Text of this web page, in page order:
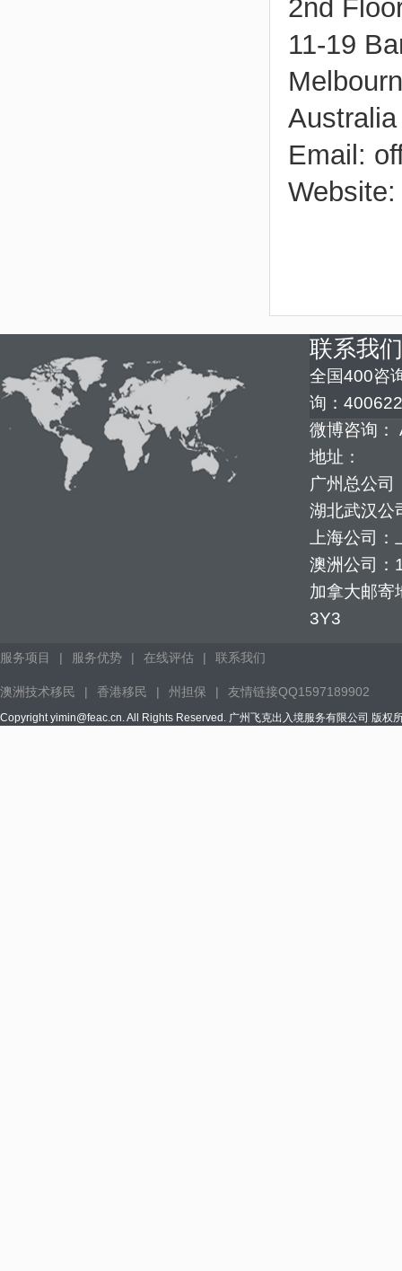
2nd
11-19
Australia
Email:
联系我们
全国400咨
询：
微博咨询：
地址：
广州总公
湖北武汉公
上海公司
澳洲公司：
加拿大邮寄
3Y3
服务项目 | 服务优势 | 在线评估 | 联系我们
澳洲技术移民 | 香港移民 | 州担保 | 友情链接QQ1597189902
Copyright yimin@feac.cn. All Rights Reserved. 广州飞克出入境服务有限公司 版权